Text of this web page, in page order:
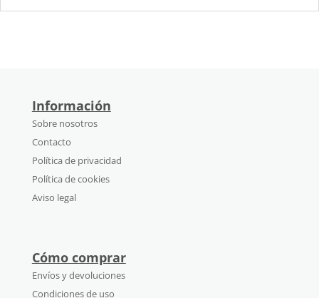
Información
Sobre nosotros
Contacto
Política de privacidad
Política de cookies
Aviso legal
Cómo comprar
Envíos y devoluciones
Condiciones de uso